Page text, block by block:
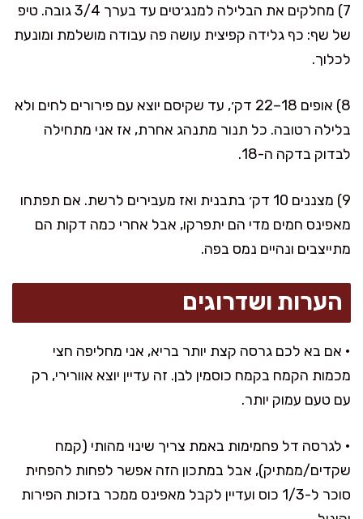
7) מחלקים את הבלילה למנג׳טים עד בערך 3/4 גובה. טיפ
של שף: כף גלידה קפיצית עושה פה עבודה מושלמת ומונעת
לכלוך.
8) אופים 18–22 דק׳, עד שקיסם יוצא עם פירורים לחים ולא
בלילה רטובה. כל תנור מתנהג אחרת, אז אני מתחילה
לבדוק בדקה ה-18.
9) מצננים 10 דק׳ בתבנית ואז מעבירים לרשת. אם תפתחו
מאפינס חמים מדי הם יתפרקו, אבל אחרי כמה דקות הם
מתייצבים ונהיים נמס בפה.
הערות ושדרוגים
• אם בא לכם גרסה קצת יותר בריא, אני מחליפה חצי
מכמות הקמח בקמח כוסמין לבן. זה עדיין יוצא אוורירי, רק
עם טעם עמוק יותר.
• לגרסה דל פחמימות באמת צריך שינוי מהותי (קמח
שקדים/ממתיק), אבל במתכון הזה אפשר לפחות להפחית
סוכר ל-1/3 כוס ועדיין לקבל מאפינס ממכר בזכות הפירות